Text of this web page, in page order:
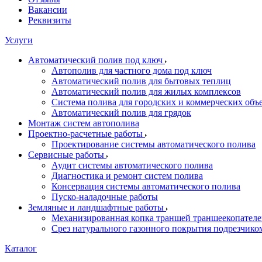
Вакансии
Реквизиты
Услуги
Автоматический полив под ключ
Автополив для частного дома под ключ
Автоматический полив для бытовых теплиц
Автоматический полив для жилых комплексов
Система полива для городских и коммерческих
Автоматический полив для грядок
Монтаж систем автополива
Проектно-расчетные работы
Проектирование системы автоматического полива
Сервисные работы
Аудит системы автоматического полива
Диагностика и ремонт систем полива
Консервация системы автоматического полива
Пуско-наладочные работы
Земляные и ландшафтные работы
Механизированная копка траншей
Срез натурального газонного покрытия
Каталог